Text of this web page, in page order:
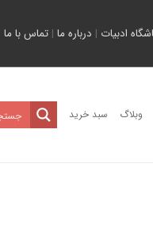
ادبیات | درباره ما |تماس با ما
وبلاگ سبد خرید